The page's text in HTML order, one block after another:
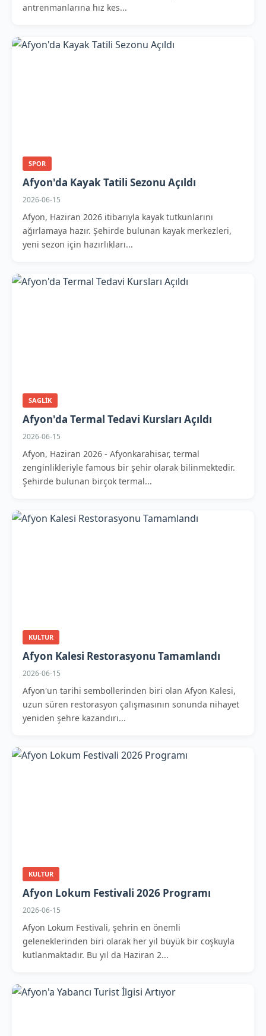
antrenmanlarına hız kes...
SPOR
Afyon'da Kayak Tatili Sezonu Açıldı
2026-06-15
Afyon, Haziran 2026 itibarıyla kayak tutkunlarını
ağırlamaya hazır. Şehirde bulunan kayak merkezleri,
yeni sezon için hazırlıkları...
SAGLIK
Afyon'da Termal Tedavi Kursları Açıldı
2026-06-15
Afyon, Haziran 2026 - Afyonkarahisar, termal
zenginlikleriyle famous bir şehir olarak bilinmektedir.
Şehirde bulunan birçok termal...
KULTUR
Afyon Kalesi Restorasyonu Tamamlandı
2026-06-15
Afyon'un tarihi sembollerinden biri olan Afyon Kalesi,
uzun süren restorasyon çalışmasının sonunda nihayet
yeniden şehre kazandırı...
KULTUR
Afyon Lokum Festivali 2026 Programı
2026-06-15
Afyon Lokum Festivali, şehrin en önemli
geleneklerinden biri olarak her yıl büyük bir coşkuyla
kutlanmaktadır. Bu yıl da Haziran 2...